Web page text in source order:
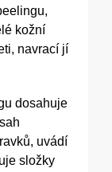
kožní
navrací jí
dosahuje
uvádí
složky